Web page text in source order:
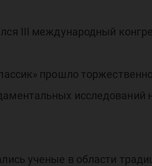
III международный
прошло
исследований
ученые в области